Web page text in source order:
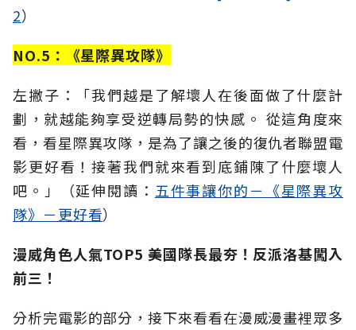
2）
NO.5：《星際異攻隊》
左撇子：「我們越是了解壞人在後面做了什麼計
劃，就越能夠享受逆轉局勢的快感。 從這角度來
看，看星際異攻隊，是為了讓之後的復仇者聯盟電
影更好看！接著我們就來看到底鋪陳了什麼壞人
吧。」（延伸閱讀： 五件事讓你的－《星際異攻
隊》 －更好看）
漫威角色人氣TOP5 美國隊長最夯！反派洛基闖入
前三！
分析完電影的部分，接下來看看在漫威漫畫裡眾多